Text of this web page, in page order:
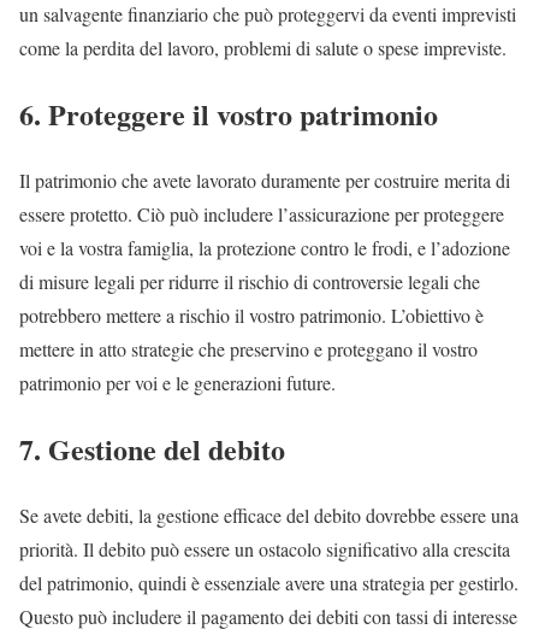
un salvagente finanziario che può proteggervi da eventi imprevisti
come la perdita del lavoro, problemi di salute o spese impreviste.
6. Proteggere il vostro patrimonio
Il patrimonio che avete lavorato duramente per costruire merita di
essere protetto. Ciò può includere l’assicurazione per proteggere
voi e la vostra famiglia, la protezione contro le frodi, e l’adozione
di misure legali per ridurre il rischio di controversie legali che
potrebbero mettere a rischio il vostro patrimonio. L’obiettivo è
mettere in atto strategie che preservino e proteggano il vostro
patrimonio per voi e le generazioni future.
7. Gestione del debito
Se avete debiti, la gestione efficace del debito dovrebbe essere una
priorità. Il debito può essere un ostacolo significativo alla crescita
del patrimonio, quindi è essenziale avere una strategia per gestirlo.
Questo può includere il pagamento dei debiti con tassi di interesse